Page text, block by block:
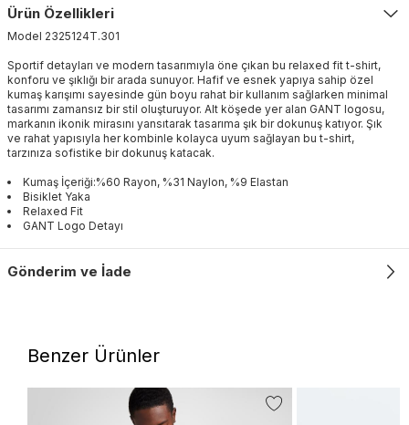
Ürün Özellikleri
Model 2325124T.301
Sportif detayları ve modern tasarımıyla öne çıkan bu relaxed fit t-shirt,
konforu ve şıklığı bir arada sunuyor. Hafif ve esnek yapıya sahip özel
kumaş karışımı sayesinde gün boyu rahat bir kullanım sağlarken minimal
tasarımı zamansız bir stil oluşturuyor. Alt köşede yer alan GANT logosu,
markanın ikonik mirasını yansıtarak tasarıma şık bir dokunuş katıyor. Şık
ve rahat yapısıyla her kombinle kolayca uyum sağlayan bu t-shirt,
tarzınıza sofistike bir dokunuş katacak.
Kumaş İçeriği:%60 Rayon, %31 Naylon, %9 Elastan
Bisiklet Yaka
Relaxed Fit
GANT Logo Detayı
Gönderim ve İade
Benzer Ürünler